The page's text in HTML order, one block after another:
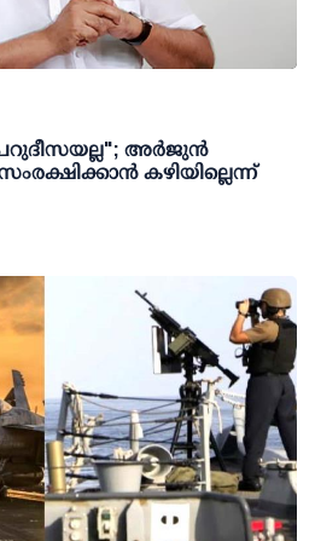
അർജുൻ
കഴിയില്ലെന്ന്